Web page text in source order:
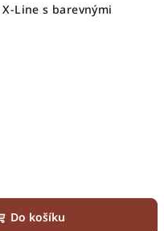
Line s barevnými
Do košíku